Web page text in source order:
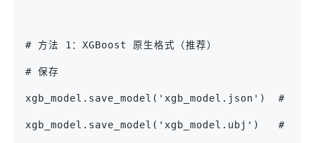
# 方法 1：XGBoost 原生格式（推荐）
# 保存
xgb_model.save_model('xgb_model.json')  #
xgb_model.save_model('xgb_model.ubj')   # 二进